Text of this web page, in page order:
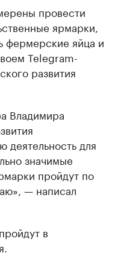
провести
ярмарки,
фермерские яйца и
Telegram-
развития
Владимира
деятельность для
значимые
пройдут по
— написал
в